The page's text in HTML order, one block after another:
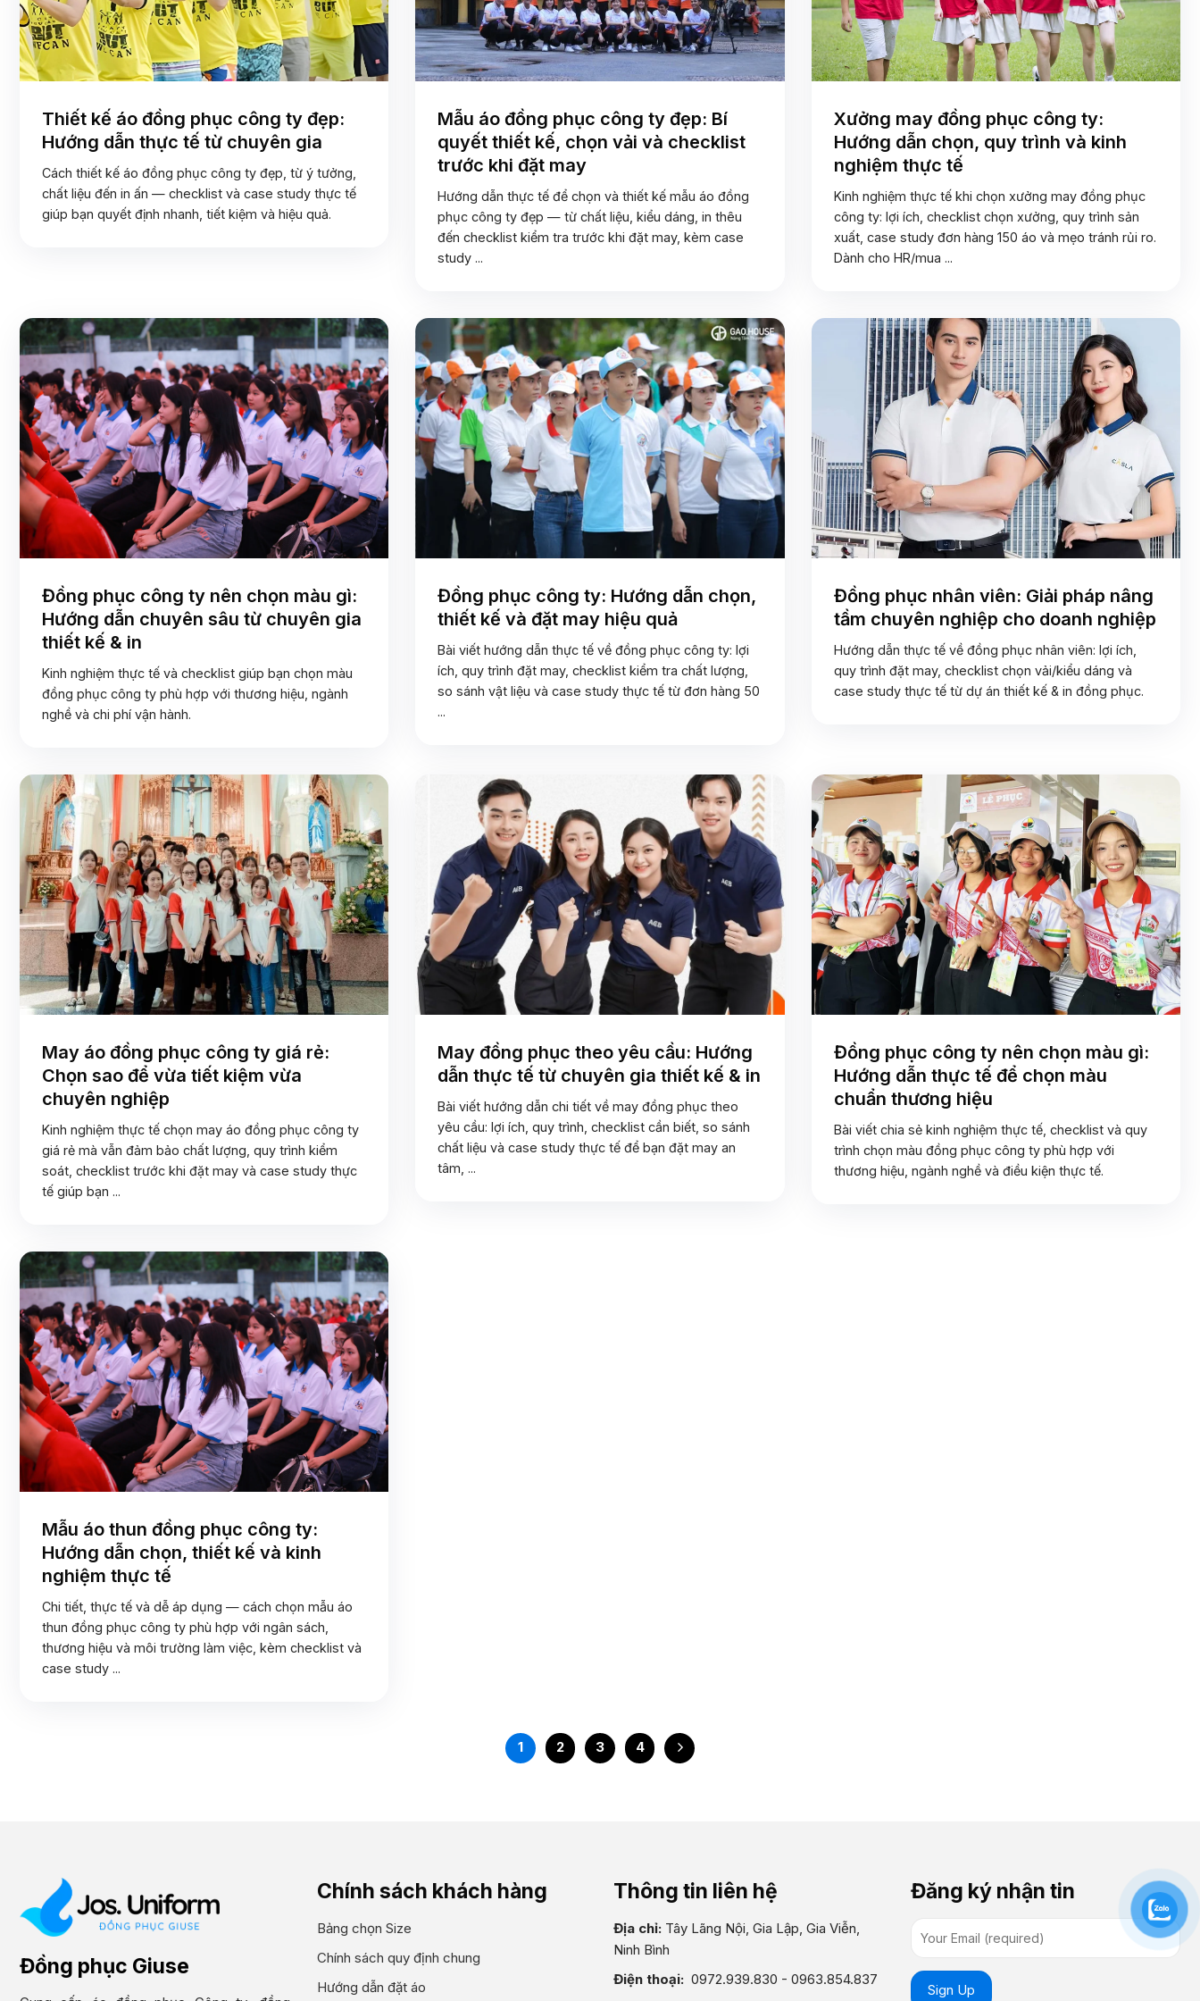
Thiết kế áo đồng phục công ty đẹp:
Hướng dẫn thực tế từ chuyên gia
Cách thiết kế áo đồng phục công ty đẹp, từ ý tưởng,
chất liệu đến in ấn — checklist và case study thực tế
giúp bạn quyết định nhanh, tiết kiệm và hiệu quả.
Mẫu áo đồng phục công ty đẹp: Bí
quyết thiết kế, chọn vải và checklist
trước khi đặt may
Hướng dẫn thực tế để chọn và thiết kế mẫu áo đồng
phục công ty đẹp — từ chất liệu, kiểu dáng, in thêu
đến checklist kiểm tra trước khi đặt may, kèm case
study ...
Xưởng may đồng phục công ty:
Hướng dẫn chọn, quy trình và kinh
nghiệm thực tế
Kinh nghiệm thực tế khi chọn xưởng may đồng phục
công ty: lợi ích, checklist chọn xưởng, quy trình sản
xuất, case study đơn hàng 150 áo và mẹo tránh rủi ro.
Dành cho HR/mua ...
Đồng phục công ty nên chọn màu gì:
Hướng dẫn chuyên sâu từ chuyên gia
thiết kế & in
Kinh nghiệm thực tế và checklist giúp bạn chọn màu
đồng phục công ty phù hợp với thương hiệu, ngành
nghề và chi phí vận hành.
Đồng phục công ty: Hướng dẫn chọn,
thiết kế và đặt may hiệu quả
Bài viết hướng dẫn thực tế về đồng phục công ty: lợi
ích, quy trình đặt may, checklist kiểm tra chất lượng,
so sánh vật liệu và case study thực tế từ đơn hàng 50
...
Đồng phục nhân viên: Giải pháp nâng
tầm chuyên nghiệp cho doanh nghiệp
Hướng dẫn thực tế về đồng phục nhân viên: lợi ích,
quy trình đặt may, checklist chọn vải/kiểu dáng và
case study thực tế từ dự án thiết kế & in đồng phục.
May áo đồng phục công ty giá rẻ:
Chọn sao để vừa tiết kiệm vừa
chuyên nghiệp
Kinh nghiệm thực tế chọn may áo đồng phục công ty
giá rẻ mà vẫn đảm bảo chất lượng, quy trình kiểm
soát, checklist trước khi đặt may và case study thực
tế giúp bạn ...
May đồng phục theo yêu cầu: Hướng
dẫn thực tế từ chuyên gia thiết kế & in
Bài viết hướng dẫn chi tiết về may đồng phục theo
yêu cầu: lợi ích, quy trình, checklist cần biết, so sánh
chất liệu và case study thực tế để bạn đặt may an
tâm, ...
Đồng phục công ty nên chọn màu gì:
Hướng dẫn thực tế để chọn màu
chuẩn thương hiệu
Bài viết chia sẻ kinh nghiệm thực tế, checklist và quy
trình chọn màu đồng phục công ty phù hợp với
thương hiệu, ngành nghề và điều kiện thực tế.
Mẫu áo thun đồng phục công ty:
Hướng dẫn chọn, thiết kế và kinh
nghiệm thực tế
Chi tiết, thực tế và dễ áp dụng — cách chọn mẫu áo
thun đồng phục công ty phù hợp với ngân sách,
thương hiệu và môi trường làm việc, kèm checklist và
case study ...
1 2 3 4
Đồng phục Giuse
Chính sách khách hàng
Bảng chọn Size
Chính sách quy định chung
Hướng dẫn đặt áo
Thông tin liên hệ
Địa chỉ: Tây Lãng Nội, Gia Lập, Gia Viễn,
Ninh Bình
Điện thoại: 0972.939.830 - 0963.854.837
Đăng ký nhận tin